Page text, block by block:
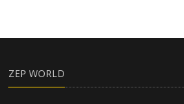
ZEP WORLD